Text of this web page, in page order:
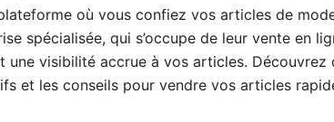
où vous confiez vos articles de
spécialisée, qui s’occupe de leur vente en
visibilité accrue à vos articles. Découvrez
et les conseils pour vendre vos articles